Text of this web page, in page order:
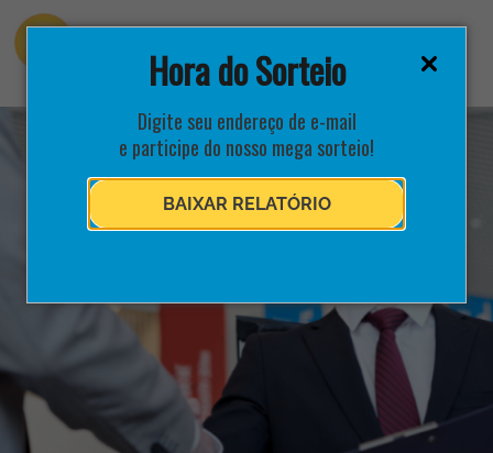
Hora do Sorteio
Digite seu endereço de e-mail
e participe do nosso mega sorteio!
BAIXAR RELATÓRIO